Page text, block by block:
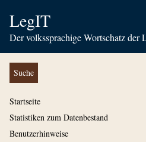
LegIT
Der volkssprachige Wortschatz der
Suche
Startseite
Statistiken zum Datenbestand
Benutzerhinweise